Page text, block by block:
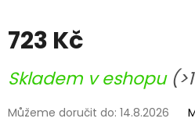
723 Kč
cena:
Skladem v eshopu
Můžeme doručit do: 14.8.2026